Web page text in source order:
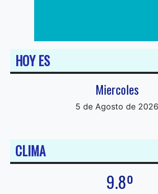
HOY ES
Miercoles
5 de Agosto de 2026
CLIMA
9.8º